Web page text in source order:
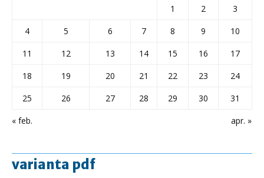
« feb. apr. »
1 2
3
4
5 6 7 8 9
10
11
12 13 14 15 16
17
18
19 20 21 22 23
24
25
26 27 28 29 30 31
varianta pdf